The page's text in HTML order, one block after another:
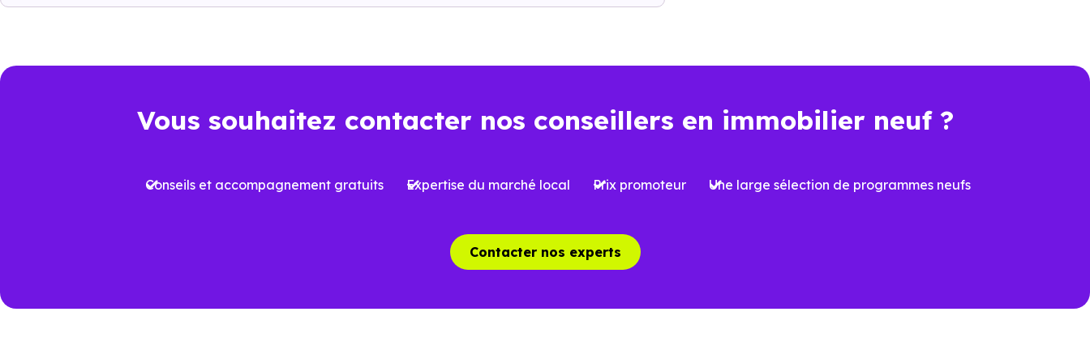
il faut regarder l’ensemble de l’opération : frais d’acquisition, financement, travaux, performance énergétique, sécurité
réduite
énergétique
prévoir
des charges mieux maîtrisées
Vous souhaitez contacter nos conseillers en immobilier neuf ?
Conseils et accompagnement gratuits Expertise du marché local Prix promoteur Une large sélection de programmes neufs
Contacter nos experts